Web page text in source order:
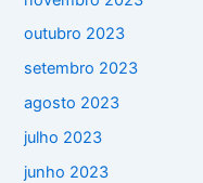
outubro 2023
setembro 2023
agosto 2023
julho 2023
junho 2023